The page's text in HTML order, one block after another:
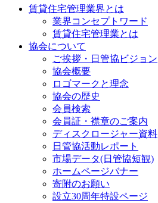
賃貸住宅管理業界とは
業界コンセプトワード
賃貸住宅管理業とは
協会について
ご挨拶・日管協ビジョン
協会概要
ロゴマークと理念
協会の歴史
会員検索
会員証・襟章のご案内
ディスクロージャー資料
日管協活動レポート
市場データ(日管協短観)
ホームページバナー
寄附のお願い
設立30周年特設ページ